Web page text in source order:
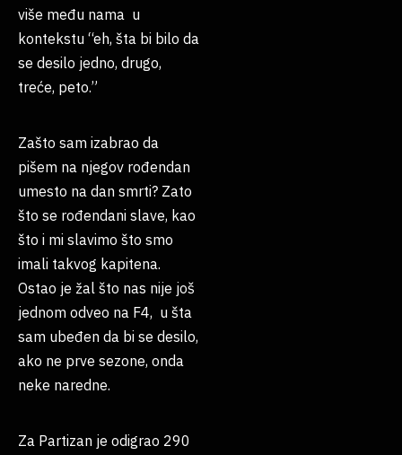
više među nama u
kontekstu “eh, šta bi bilo da
se desilo jedno, drugo,
treće, peto.”
Zašto sam izabrao da
pišem na njegov rođendan
umesto na dan smrti? Zato
što se rođendani slave, kao
što i mi slavimo što smo
imali takvog kapitena.
Ostao je žal što nas nije još
jednom odveo na F4, u šta
sam ubeđen da bi se desilo,
ako ne prve sezone, onda
neke naredne.
Za Partizan je odigrao 290